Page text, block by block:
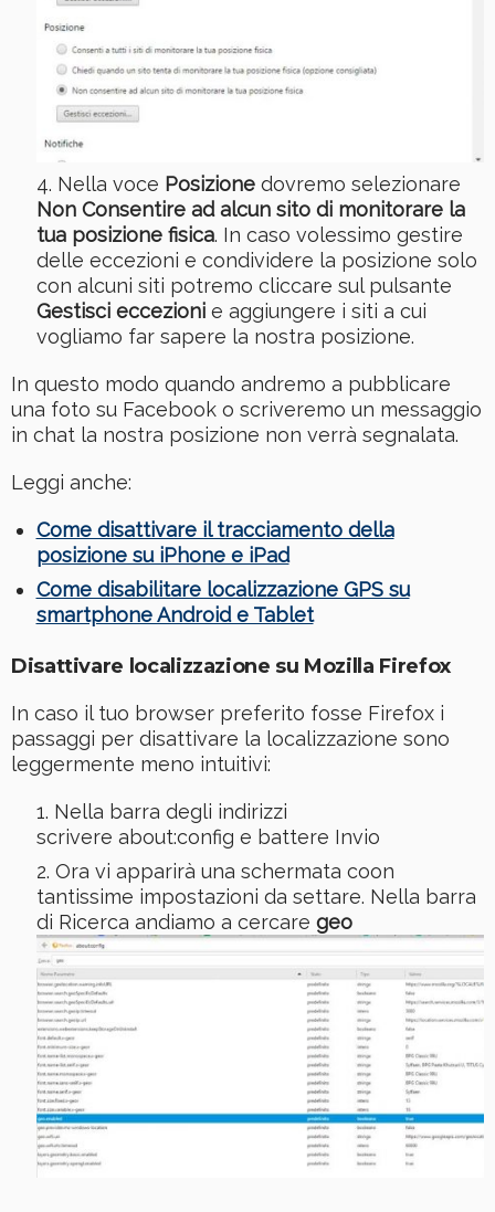
Nella voce Posizionedovremo selezionare
Non Consentire ad alcun sito di monitorare la
tua posizione fisica. In caso volessimo gestire
delle eccezioni e condividere la posizione solo
con alcuni siti potremo cliccare sul pulsante
Gestisci eccezionie aggiungere i siti a cui
vogliamo far sapere la nostra posizione.
In questo modo quando andremo a pubblicare
una foto su Facebook o scriveremo un messaggio
in chat la nostra posizione non verrà segnalata.
Leggi anche:
Come disattivare il tracciamento della
posizione su iPhone e iPad
Come disabilitare localizzazione GPS su
smartphone Android e Tablet
Disattivare localizzazione su Mozilla Firefox
In caso il tuo browser preferito fosse Firefox i
passaggi per disattivare la localizzazione sono
leggermente meno intuitivi:
Nella barra degli indirizzi
scrivere about:config e battere Invio
Ora vi apparirà una schermata coon
tantissime impostazioni da settare. Nella barra
di Ricerca andiamo a cercare geo